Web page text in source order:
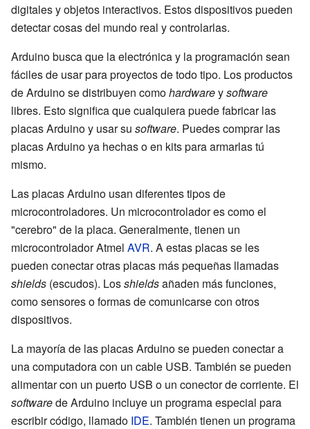
digitales y objetos interactivos. Estos dispositivos pueden
detectar cosas del mundo real y controlarlas.
Arduino busca que la electrónica y la programación sean
fáciles de usar para proyectos de todo tipo. Los productos
de Arduino se distribuyen comohardwareysoftware
libres. Esto significa que cualquiera puede fabricar las
placas Arduino y usar su software. Puedes comprar las
placas Arduino ya hechas o en kits para armarlas tú
mismo.
Las placas Arduino usan diferentes tipos de
microcontroladores. Un microcontrolador es como el
"cerebro" de la placa. Generalmente, tienen un
microcontrolador Atmel AVR. A estas placas se les
pueden conectar otras placas más pequeñas llamadas
shields (escudos). Losshieldsañaden más funciones,
como sensores o formas de comunicarse con otros
dispositivos.
La mayoría de las placas Arduino se pueden conectar a
una computadora con un cable USB. También se pueden
alimentar con un puerto USB o un conector de corriente. El
softwarede Arduino incluye un programa especial para
escribir código, llamado IDE. También tienen un programa